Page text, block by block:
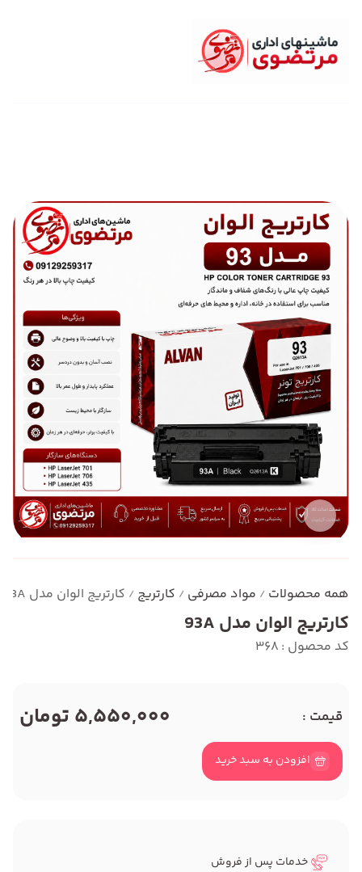
همه محصولات / مواد مصرفی / کارتریج / کارتریج الوان مدل 93A
کارتریج الوان مدل 93A
کد محصول : 368
قیمت : 5,550,000 تومان
افزودن به سبد خرید
خدمات پس از فروش